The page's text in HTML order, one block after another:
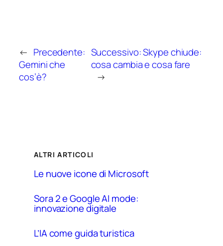
← Precedente:
Gemini che
cos’è?
Successivo:Skype chiude:
cosa cambia e cosa fare
→
ALTRI ARTICOLI
Le nuove icone di Microsoft
Sora 2 e Google AI mode:
innovazione digitale
L’IA come guida turistica